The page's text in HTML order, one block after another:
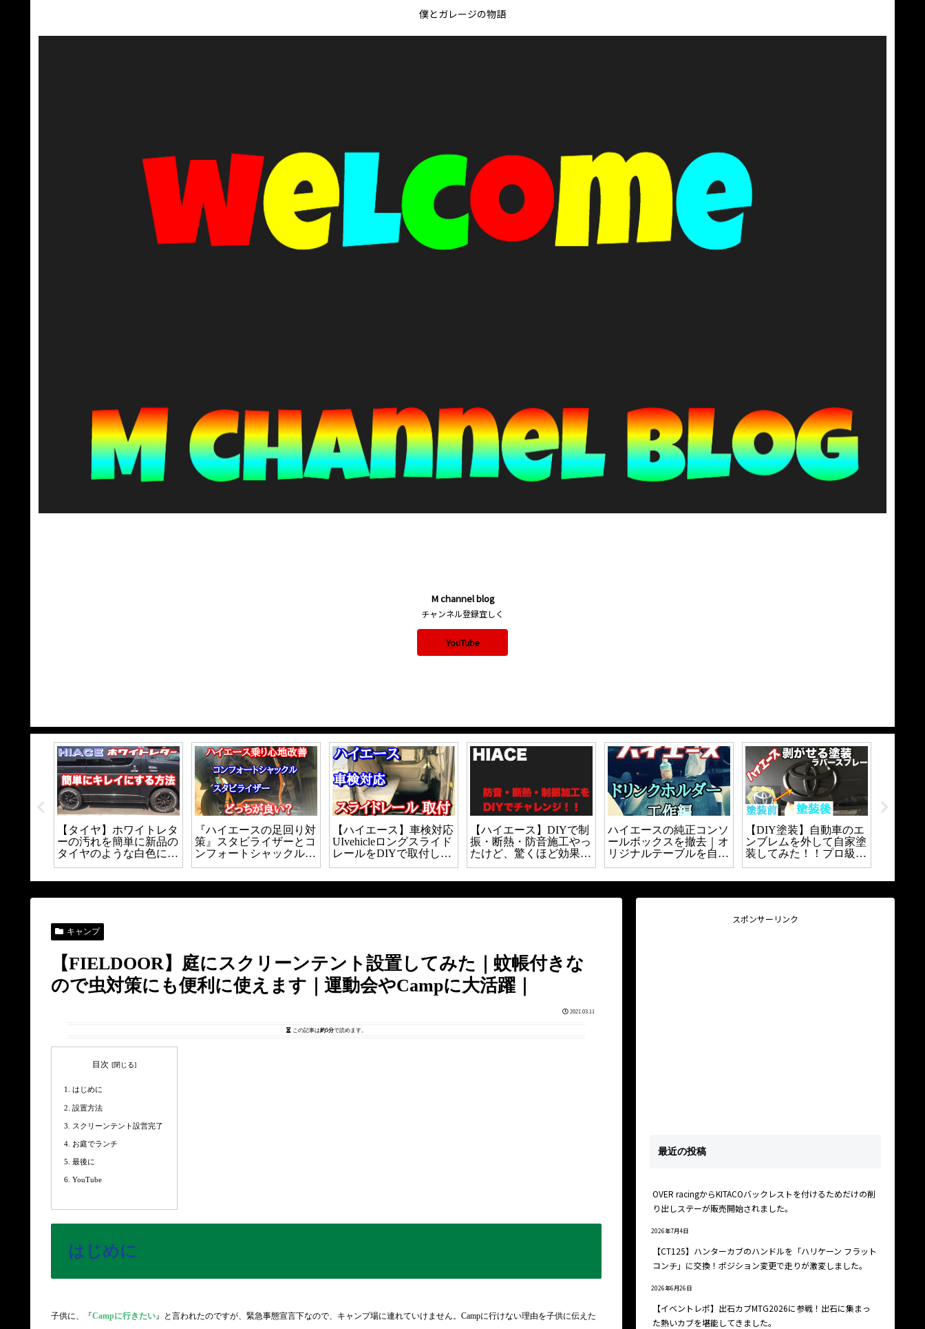
僕とガレージの物語
M channel blog
チャンネル登録宜しく
YouTube
【タイヤ】ホワイトレタ
ーの汚れを簡単に新品の
タイヤのような白色にす
る方法｜
『ハイエースの足回り対
策』スタビライザーとコ
ンフォートシャックルっ
てどっちが良いの？？
【ハイエース】車検対応
UIvehicleロングスライド
レールをDIYで取付した
ので取付方法について解
【ハイエース】DIYで制
振・断熱・防音施工やっ
たけど、驚くほど効果あ
りました。
ハイエースの純正コンソ
ールボックスを撤去｜オ
リジナルテーブルを自作
｜
【DIY塗装】自動車のエ
ンブレムを外して自家塗
装してみた！！プロ級に
塗装できるの？？
キャンプ
【FIELDOOR】庭にスクリーンテント設置してみた｜蚊帳付きな
ので虫対策にも便利に使えます｜運動会やCampに大活躍｜
2021.03.11
この記事は約5分で読めます。
目次
はじめに
設置方法
スクリーンテント設営完了
お庭でランチ
最後に
YouTube
はじめに
子供に、『Campに行きたい』と言われたのですが、緊急事態宣言下なので、キャンプ場に連れていけません。Campに行けない理由を子供に伝えた
スポンサーリンク
最近の投稿
OVER racingからKITACOバックレストを付けるためだけの削
り出しステーが販売開始されました。
2026年7月4日
【CT125】ハンターカブのハンドルを「ハリケーン フラット
コンチ」に交換！ポジション変更で走りが激変しました。
2026年6月26日
【イベントレポ】出石カブMTG2026に参戦！出石に集まっ
た熱いカブを堪能してきました。